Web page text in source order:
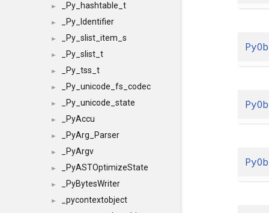
► _Py_hashtable_t
► _Py_Identifier
► _Py_slist_item_s
► _Py_slist_t
► _Py_tss_t
► _Py_unicode_fs_codec
► _Py_unicode_state
► _PyAccu
► _PyArg_Parser
► _PyArgv
► _PyASTOptimizeState
► _PyBytesWriter
►
_pycontextobject